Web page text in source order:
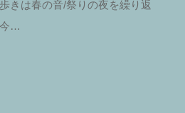
きは春の音/祭りの夜を繰り返
今…